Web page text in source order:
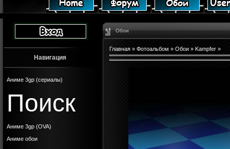
Навигация
Аниме 3gp (сериалы)
Поиск
Аниме 3gp (OVA)
Аниме обои
Обои
Главная » Фотоальбом » Обои » Kampfer »